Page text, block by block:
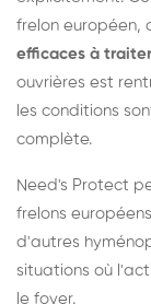
frelon européen,
efficaces à
ouvrières est
les conditions
complète.
Need's Protect
frelons
d'autres
situations où
le foyer.